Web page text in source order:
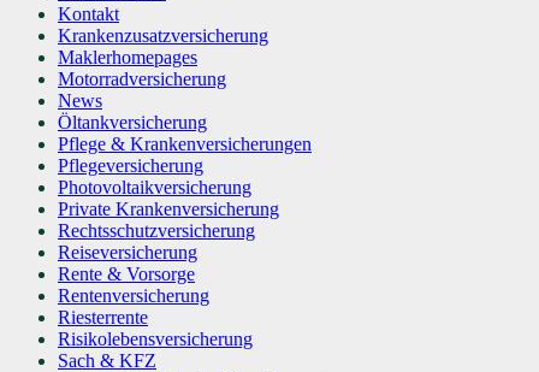
Kontakt
Krankenzusatzversicherung
Maklerhomepages
Motorradversicherung
News
Öltankversicherung
Pflege & Krankenversicherungen
Pflegeversicherung
Photovoltaikversicherung
Private Krankenversicherung
Rechtsschutzversicherung
Reiseversicherung
Rente & Vorsorge
Rentenversicherung
Riesterrente
Risikolebensversicherung
Sach & KFZ